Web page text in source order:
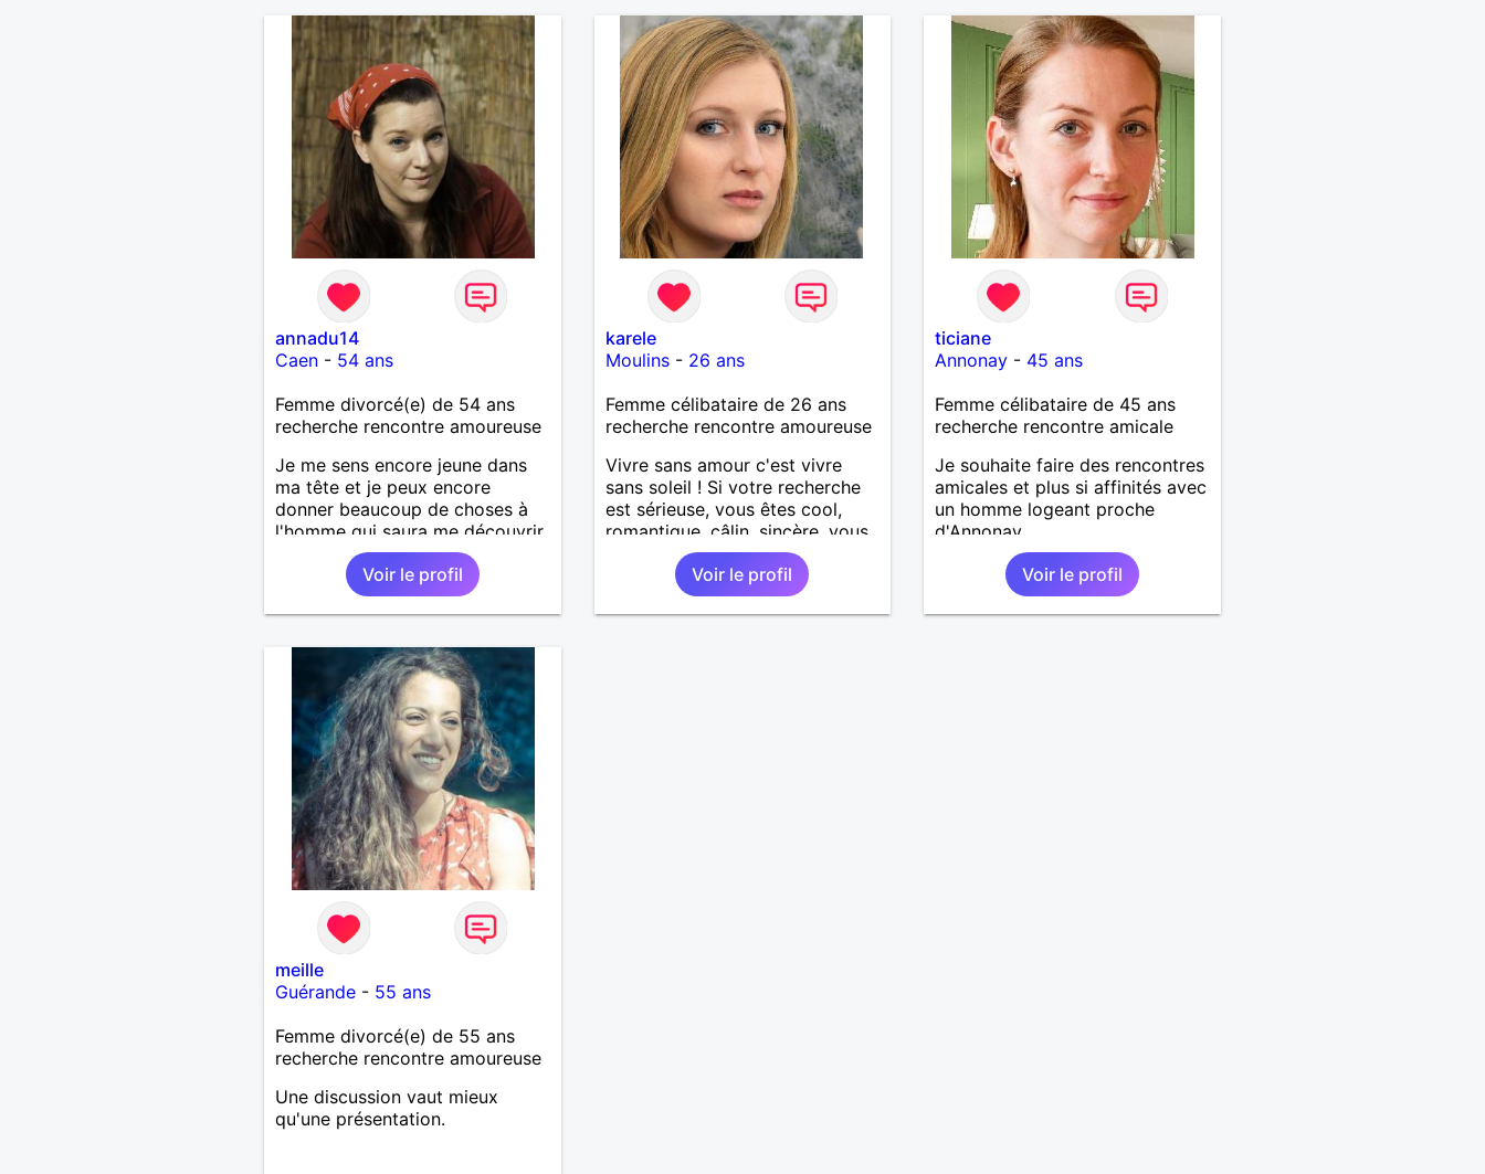
indépendant... Se rencontrer,
être à l’écoute, échanger avec
une personne de confiance,
pour une vie de partage, de
tendresse. Les voyages et où
randonnées en France ou à
l'étranger à deux en dehors des
sentiers battus me raviraient. Je
m'engage à répondre à votre
message. Au plaisir de vous lire.
annadu14
Caen- 54 ans
Femme divorcé(e) de 54 ans
recherche rencontre amoureuse
Je me sens encore jeune dans
ma tête et je peux encore
donner beaucoup de choses à
l'homme qui saura me découvrir.
Voir le profil
karele
Moulins- 26 ans
Femme célibataire de 26 ans
recherche rencontre amoureuse
Vivre sans amour c'est vivre
sans soleil ! Si votre recherche
est sérieuse, vous êtes cool,
romantique, câlin, sincère, vous
pouvez me contacter !
Voir le profil
ticiane
Annonay - 45 ans
Femme célibataire de 45 ans
recherche rencontre amicale
Je souhaite faire des rencontres
amicales et plus si affinités avec
un homme logeant proche
d'Annonay.
Voir le profil
meille
Guérande- 55 ans
Femme divorcé(e) de 55 ans
recherche rencontre amoureuse
Une discussion vaut mieux
qu'une présentation.